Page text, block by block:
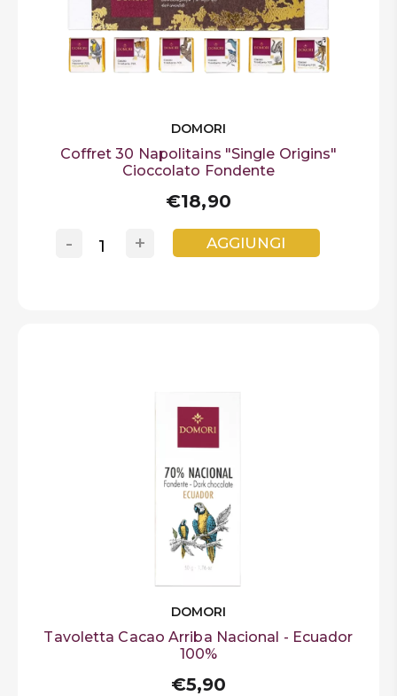
DOMORI
Coffret 30 Napolitains "Single Origins"
Cioccolato Fondente
€18,90
+
- AGGIUNGI
DOMORI
Tavoletta Cacao Arriba Nacional - Ecuador
100%
€5,90